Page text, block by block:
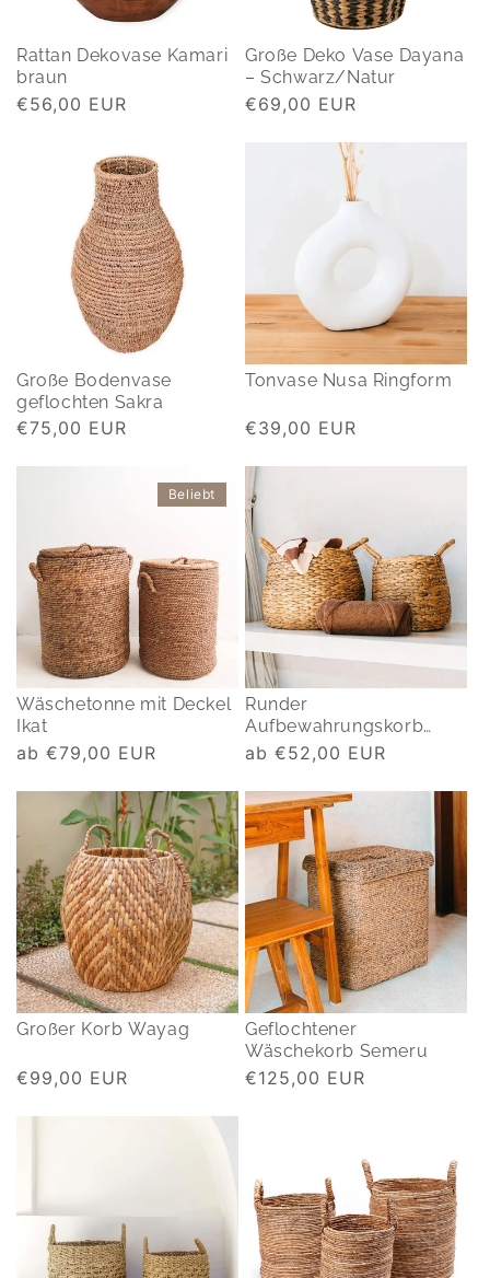
Rattan Dekovase Kamari
braun
Normaler
€56,00 EUR
Große Deko Vase Dayana
– Schwarz/Natur
Normaler
€69,00 EUR
Große Bodenvase
geflochten Sakra
Normaler
€75,00 EUR
Tonvase Nusa Ringform
Normaler
€39,00 EUR
Wäschetonne mit Deckel
Ikat
Normaler
ab €79,00 EUR
Beliebt
Runder
Aufbewahrungskorb
geflochten Citra
Normaler
ab €52,00 EUR
Großer Korb Wayag
Normaler
€99,00 EUR
Geflochtener
Wäschekorb Semeru
Normaler
€125,00 EUR